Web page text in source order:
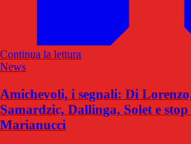
Continua la lettura
News
Amichevoli, i segnali: Di
Samardzic, Dallinga, Solet e
Marianucci